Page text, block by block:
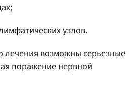
узлов.
лечения возможны серьезные
поражение нервной